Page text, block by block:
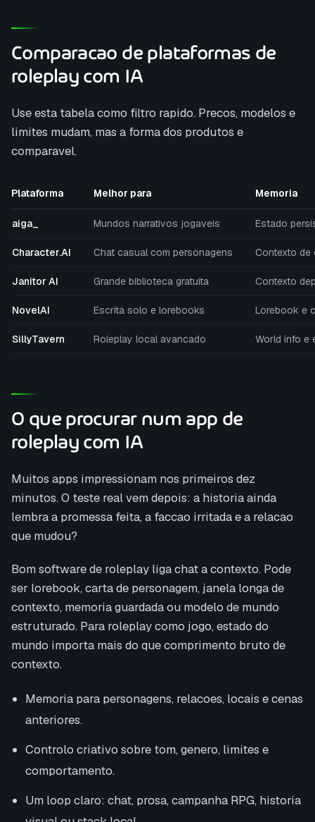
Comparacao de plataformas de
roleplay com IA
Use esta tabela como filtro rapido. Precos, modelos e
limites mudam, mas a forma dos produtos e
comparavel.
Plataforma Melhor para Memoria
aiga_ Mundos narrativos jogaveis Estado
Character.AI Chat casual com personagens Contexto de
Janitor AI Grande biblioteca gratuita Contexto
NovelAI Escrita solo e lorebooks Lorebook e
SillyTavern Roleplay local avancado World info e
O que procurar num app de
roleplay com IA
Muitos apps impressionam nos primeiros dez
minutos. O teste real vem depois: a historia ainda
lembra a promessa feita, a faccao irritada e a relacao
que mudou?
Bom software de roleplay liga chat a contexto. Pode
ser lorebook, carta de personagem, janela longa de
contexto, memoria guardada ou modelo de mundo
estruturado. Para roleplay como jogo, estado do
mundo importa mais do que comprimento bruto de
contexto.
Memoria para personagens, relacoes, locais e cenas
anteriores.
Controlo criativo sobre tom, genero, limites e
comportamento.
Um loop claro: chat, prosa, campanha RPG, historia